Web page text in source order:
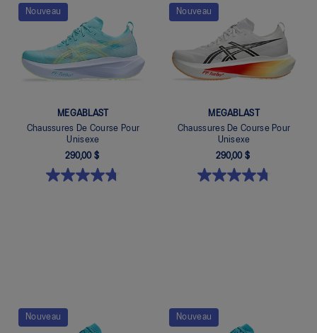
Quickview Quickview
Nouveau
MEGABLAST
Chaussures De Course Pour
Unisexe
290,00 $
Quickview
Nouveau
MEGABLAST
Chaussures De Course Pour
Unisexe
290,00 $
Quickview
Nouveau Nouveau